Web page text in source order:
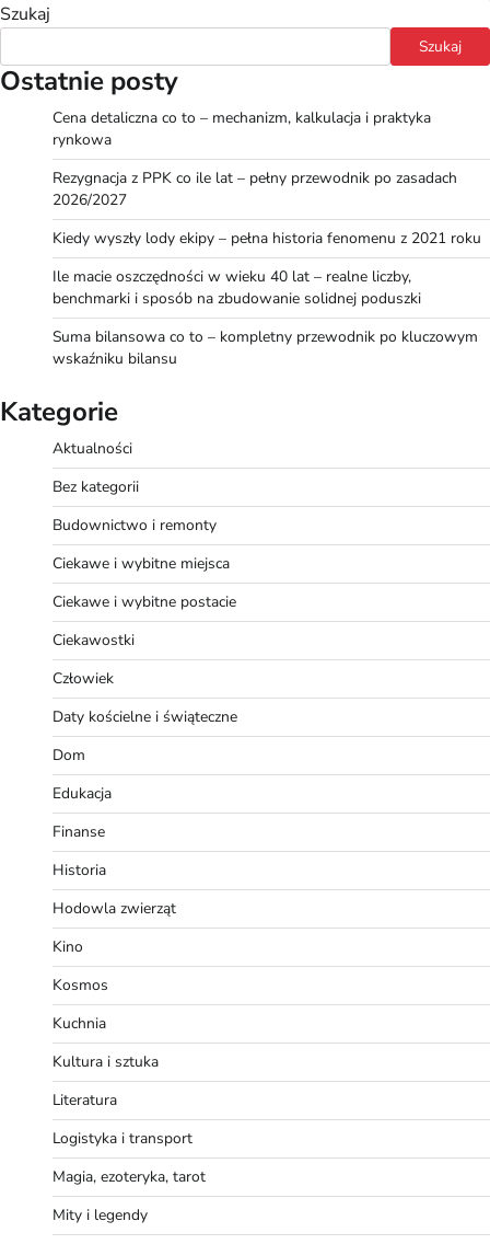
Szukaj
Szukaj
Ostatnie posty
Cena detaliczna co to – mechanizm, kalkulacja i praktyka
rynkowa
Rezygnacja z PPK co ile lat – pełny przewodnik po zasadach
2026/2027
Kiedy wyszły lody ekipy – pełna historia fenomenu z 2021 roku
Ile macie oszczędności w wieku 40 lat – realne liczby,
benchmarki i sposób na zbudowanie solidnej poduszki
Suma bilansowa co to – kompletny przewodnik po kluczowym
wskaźniku bilansu
Kategorie
Aktualności
Bez kategorii
Budownictwo i remonty
Ciekawe i wybitne miejsca
Ciekawe i wybitne postacie
Ciekawostki
Człowiek
Daty kościelne i świąteczne
Dom
Edukacja
Finanse
Historia
Hodowla zwierząt
Kino
Kosmos
Kuchnia
Kultura i sztuka
Literatura
Logistyka i transport
Magia, ezoteryka, tarot
Mity i legendy